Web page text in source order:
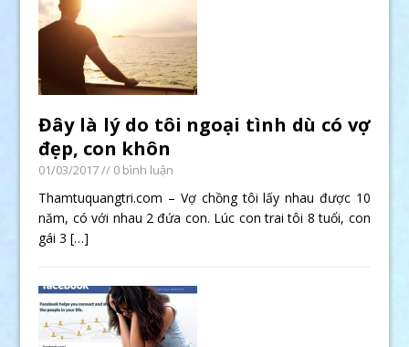
Đây là lý do tôi ngoại tình dù có vợ
đẹp, con khôn
01/03/2017// 0 bình luận
Thamtuquangtri.com – Vợ chồng tôi lấy nhau được 10
năm, có với nhau 2 đứa con. Lúc con trai tôi 8 tuổi, con
gái 3[…]